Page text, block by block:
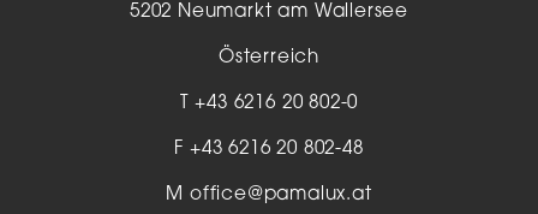
5202 Neumarkt am Wallersee
Österreich
T+43 6216 20 802-0
F +43 6216 20 802-48
M office@pamalux.at